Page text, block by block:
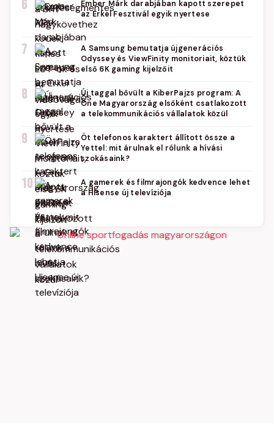
6
Ember Márk darabjában kapott szerepet
az Erkel Fesztivál egyik nyertese
7
A Samsung bemutatja újgenerációs
Odyssey és ViewFinity monitoriait, köztük
első 6K gaming kijelzőit
8
Új taggal bővült a KiberPajzs program: A
One Magyarország elsőként csatlakozott
a telekommunikációs vállalatok közül
9
Öt telefonos karaktert állított össze a
Yettel: mit árulnak el rólunk a hívási
szokásaink?
10
A gamerek és filmrajongók kedvence lehet
a Hisense új televíziója